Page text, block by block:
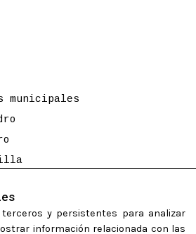
y persistentes para analizar
información relacionada con las
municipales
sujeta a cambios